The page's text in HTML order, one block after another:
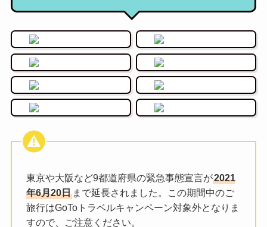
東京や大阪など9都道府県の緊急事態宣言が2021
年6月20日 まで延長されました。この期間中のご
旅行はGoToトラベルキャンペーン対象外となりま
すので、ご注意ください。